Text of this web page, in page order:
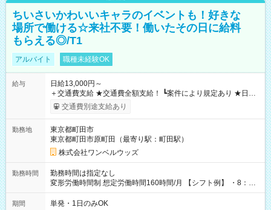
ちいさいかわいいキャラのイベントも！好きな
場所で働ける☆来社不要！働いたその日に給料
もらえる◎/T1
アルバイト 職種未経験OK
給与
日給13,000円～
＋交通費支給 ★交通費全額支給！ ┗案件により規定あり ★日払
いOK！（規定あり） ┗働いたその日に現金GET♪ お仕事後はコ
ンビニATMから 日払い分を引き落とせます！ 【試用期間】試
交通費別途支給あり
勤務地
東京都町田市
東京都町田市原町田（最寄り駅：町田駅）
株式会社ワンベルウッズ
勤務時間
勤務時間は指定なし
変形労働時間制 想定労働時間160時間/月 【シフト例】 ・8：00
～21：00
期間 単発・1日のみOK